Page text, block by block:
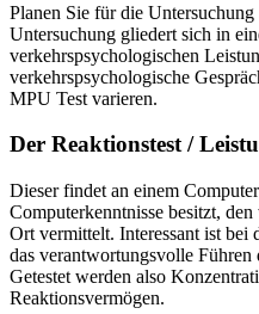
Planen Sie für die
Untersuchung gliedert sich in
verkehrspsychologischen
verkehrspsychologische
MPU Test varieren.
Der Reaktionstest /
Dieser findet an einem
Computerkenntnisse besitzt,
Ort vermittelt. Interessant ist
das verantwortungsvolle Führen
Getestet werden also
Reaktionsvermögen.